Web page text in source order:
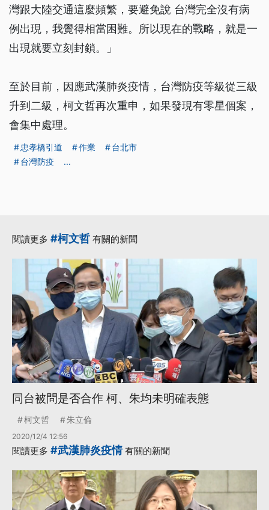
灣跟大陸交通這麼頻繁，要避免說 台灣完全沒有病
例出現，我覺得相當困難。所以現在的戰略，就是一
出現就要立刻封鎖。」
至於目前，因應武漢肺炎疫情，台灣防疫等級從三級
升到二級，柯文哲再次重申，如果發現有零星個案，
會集中處理。
忠孝橋引道 作業
台北市
台灣防疫
...
閱讀更多 #柯文哲 有關的新聞
同台被問是否合作 柯、朱均未明確表態
柯文哲 朱立倫
2020/12/4 12:56
閱讀更多 #武漢肺炎疫情有關的新聞